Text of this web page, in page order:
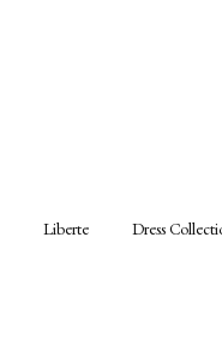
Liberte Dress